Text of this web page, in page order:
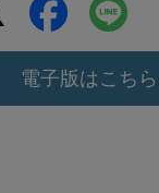
電子版はこちら